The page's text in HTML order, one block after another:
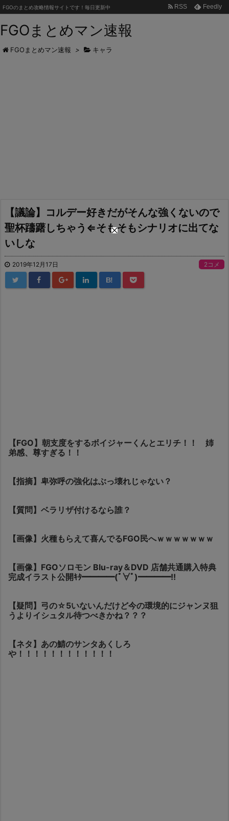
FGOまとめマン速報
FGOのまとめ攻略情報サイトです！毎日更新中 RSS Feedly
FGOまとめマン速報 > キャラ
【議論】コルデー好きだがそんな強くないので
聖杯躊躇しちゃう⇐そもそもシナリオに出てな
いしな
2019年12月17日 2コメ
B!
【FGO】朝支度をするボイジャーくんとエリチ！！ 姉
弟感、尊すぎる！！
【指摘】卑弥呼の強化はぶっ壊れじゃない？
【質問】ベラリザ付けるなら誰？
【画像】火種もらえて喜んでるFGO民へｗｗｗｗｗｗｗ
【画像】FGOソロモン Blu-ray＆DVD 店舗共通購入特典
完成イラスト公開ｷﾀ━━━━(ﾟ∀ﾟ)━━━━!!
【疑問】弓の☆5いないんだけど今の環境的にジャンヌ狙
うよりイシュタル待つべきかね？？？
【ネタ】あの鯖のサンタあくしろ
や！！！！！！！！！！！！